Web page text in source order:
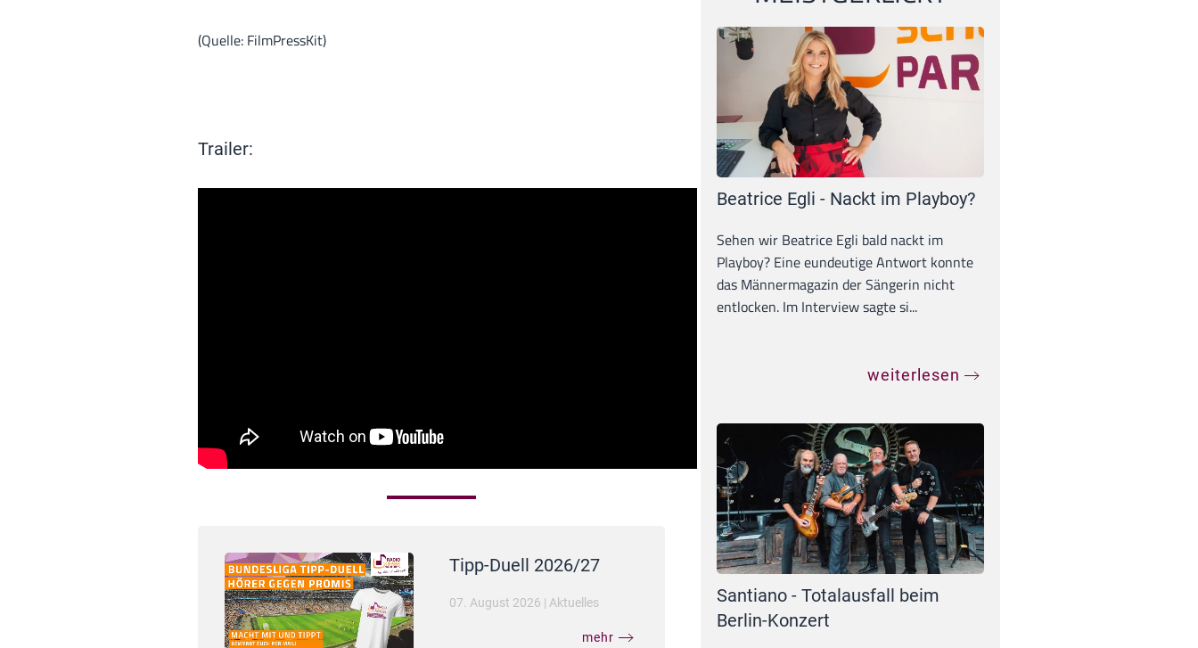
(Quelle: FilmPressKit)
Trailer:
Tipp-Duell 2026/27
07. August 2026 | Aktuelles
mehr
Beatrice Egli - Nackt im Playboy?
Sehen wir Beatrice Egli bald nackt im
Playboy? Eine eundeutige Antwort konnte
das Männermagazin der Sängerin nicht
entlocken. Im Interview sagte si...
weiterlesen
Santiano - Totalausfall beim
Berlin-Konzert